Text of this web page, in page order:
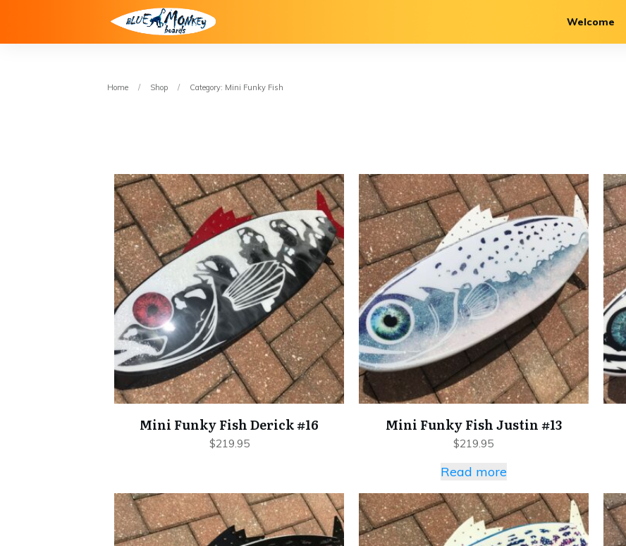
Welcome
Home / Shop / Category: Mini Funky Fish
Mini Funky Fish Derick #16
$219.95
Mini Funky Fish Justin #13
$219.95
Read more